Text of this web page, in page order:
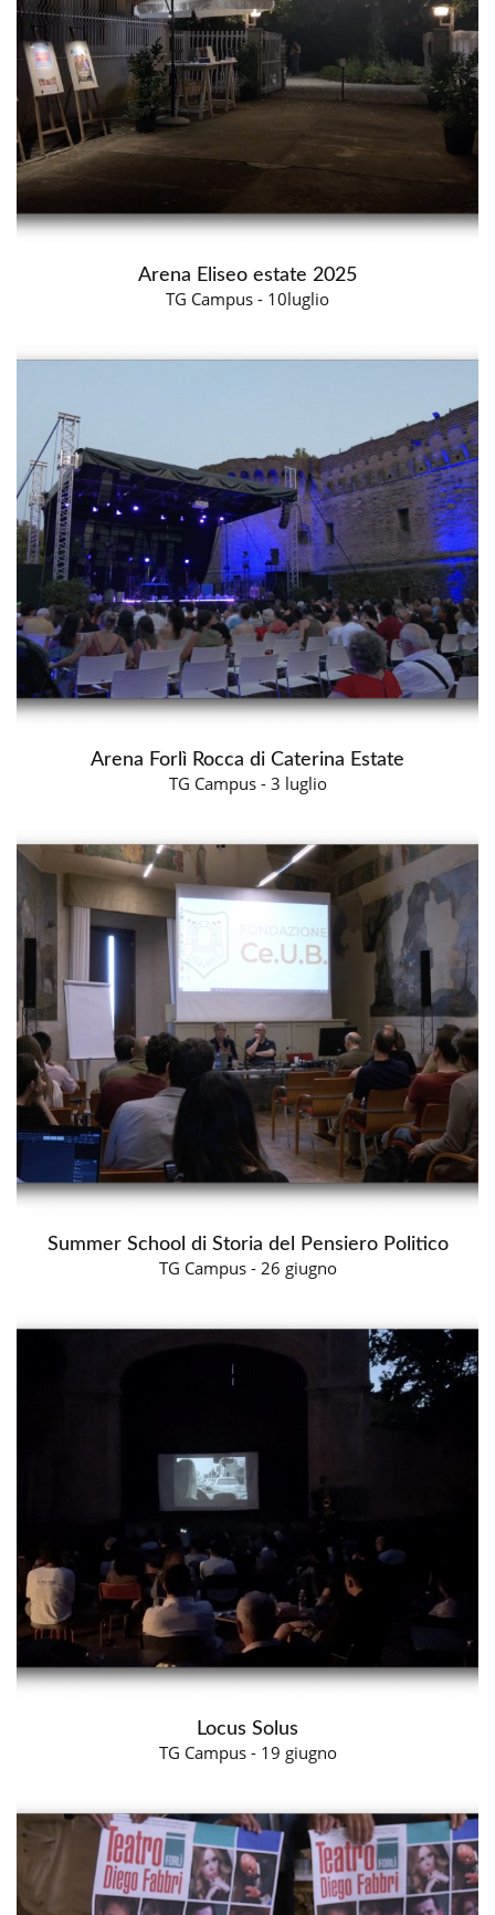
Arena Eliseo estate 2025
TG Campus - 10luglio
Arena Forlì Rocca di Caterina Estate
TG Campus - 3 luglio
Summer School di Storia del Pensiero Politico
TG Campus - 26 giugno
Locus Solus
TG Campus - 19 giugno